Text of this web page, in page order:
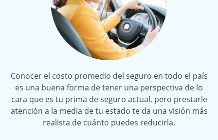
Conocer el costo promedio del seguro en todo el país
es una buena forma de tener una perspectiva de lo
cara que es tu prima de seguro actual, pero prestarle
atención a la media de tu estado te da una visión más
realista de cuánto puedes reducirla.